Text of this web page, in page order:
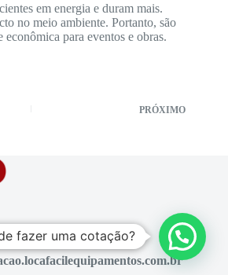
em energia e duram mais.
no meio ambiente. Portanto, são
econômica para eventos e obras.
PRÓXIMO
fazer uma cotação?